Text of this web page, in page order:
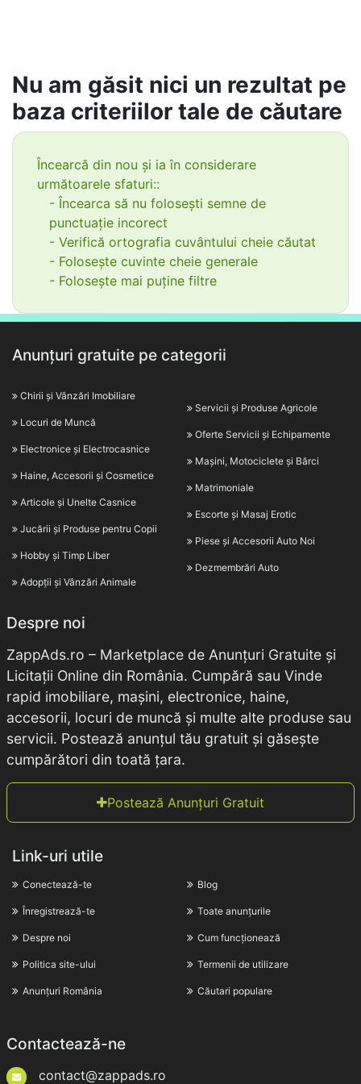
Nu am găsit nici un rezultat pe
baza criteriilor tale de căutare
Încearcă din nou și ia în considerare
următoarele sfaturi::
- Încearca să nu folosești semne de
punctuație incorect
- Verifică ortografia cuvântului cheie căutat
- Folosește cuvinte cheie generale
- Folosește mai puține filtre
Anunțuri gratuite pe categorii
Chirii și Vânzări Imobiliare
Locuri de Muncă
Electronice și Electrocasnice
Haine, Accesorii și Cosmetice
Articole și Unelte Casnice
Jucării și Produse pentru Copii
Hobby și Timp Liber
Adopții și Vânzări Animale
Servicii și Produse Agricole
Oferte Servicii și Echipamente
Mașini, Motociclete și Bărci
Matrimoniale
Escorte și Masaj Erotic
Piese și Accesorii Auto Noi
Dezmembrări Auto
Despre noi
ZappAds.ro – Marketplace de Anunțuri Gratuite și
Licitații Online din România. Cumpără sau Vinde
rapid imobiliare, mașini, electronice, haine,
accesorii, locuri de muncă și multe alte produse sau
servicii. Postează anunțul tău gratuit și găsește
cumpărători din toată țara.
Postează Anunțuri Gratuit
Link-uri utile
Conectează-te
Înregistrează-te
Despre noi
Politica site-ului
Anunțuri România
Blog
Toate anunțurile
Cum funcționează
Termenii de utilizare
Căutari populare
Contactează-ne
contact@zappads.ro